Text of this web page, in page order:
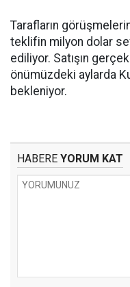
Tarafların
teklifin milyon dolar
ediliyor. Satışın
önümüzdeki aylarda
bekleniyor.
HABERE YORUM KAT